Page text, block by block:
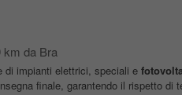
km da Bra
di impianti elettrici, speciali e
finale, garantendo il rispetto di